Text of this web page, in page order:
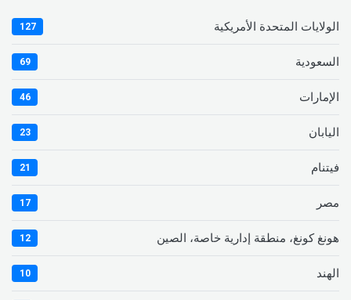
الولايات المتحدة الأمريكية 127
السعودية 69
الإمارات 46
اليابان 23
فيتنام 21
مصر 17
هونغ كونغ، منطقة إدارية خاصة، الصين 12
الهند 10